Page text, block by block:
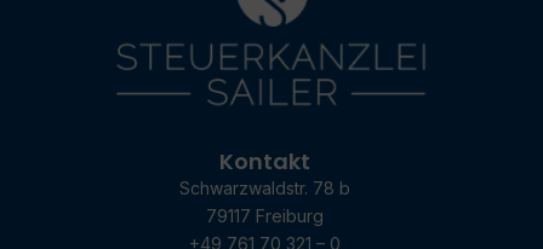
Kontakt
Schwarzwaldstr. 78 b
79117 Freiburg
+49 761 70 321 – 0